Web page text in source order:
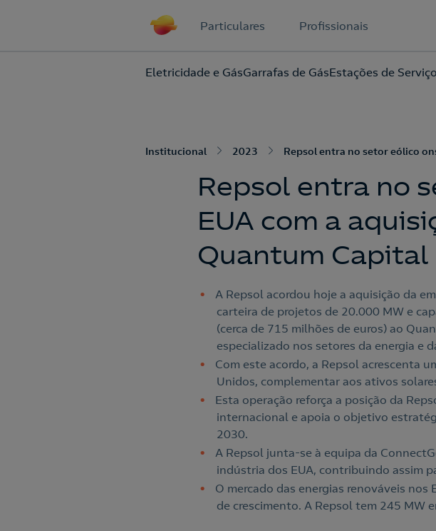
Particulares Profissionais
Eletricidade e GásGarrafas de GásEstações de Serviço
Acepto la
Institucional 2023 Repsol entra no setor eólico
Repsol entra no
EUA com a
Quantum Capital
A Repsol acordou hoje a aquisição da
carteira de projetos de 20.000 MW e
(cerca de 715 milhões de euros) ao
especializado nos setores da energia e
Com este acordo, a Repsol acrescenta
Unidos, complementar aos ativos
Esta operação reforça a posição da
internacional e apoia o objetivo
2030.
A Repsol junta-se à equipa da
indústria dos EUA, contribuindo assim
O mercado das energias renováveis
de crescimento. A Repsol tem 245 MW